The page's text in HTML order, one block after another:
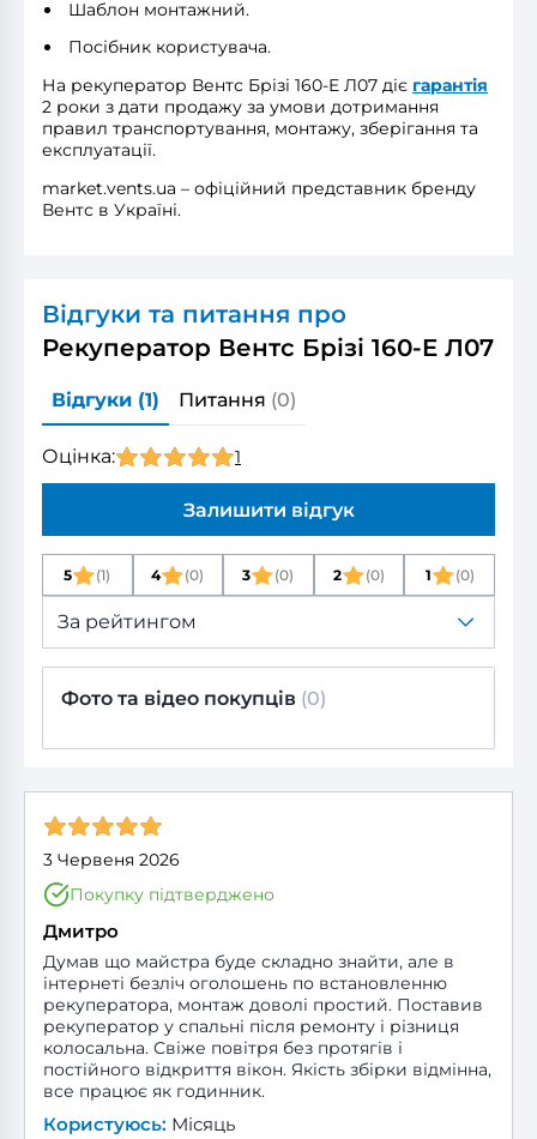
Шаблон монтажний.
Посібник користувача.
На рекуператор Вентс Брізі 160-E Л07 діє гарантія
2 роки з дати продажу за умови дотримання
правил транспортування, монтажу, зберігання та
експлуатації.
market.vents.ua – офіційний представник бренду
Вентс в Україні.
Відгуки та питання про
Рекуператор Вентс Брізі 160-E Л07
Відгуки (1) Питання (0)
Оцінка: 1
Залишити відгук
5 (1) 4 (0) 3 (0) 2 (0) 1 (0)
За рейтингом
Фото та відео покупців (0)
3 Червеня 2026
Покупку підтверджено
Дмитро
Думав що майстра буде складно знайти, але в
інтернеті безліч оголошень по встановленню
рекуператора, монтаж доволі простий. Поставив
рекуператор у спальні після ремонту і різниця
колосальна. Свіже повітря без протягів і
постійного відкриття вікон. Якість збірки відмінна,
все працює як годинник.
Користуюсь: Місяць